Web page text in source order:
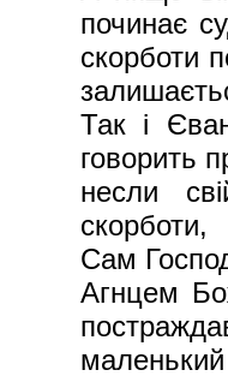
починає
скорботи
Так і
говорить
несли
Сам
Агнцем